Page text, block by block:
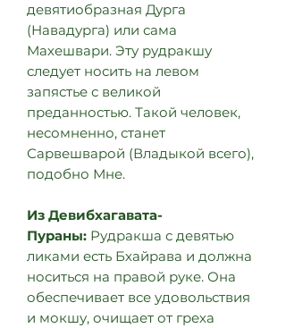
девятиобразная Дурга
(Навадурга) или сама
Махешвари. Эту рудракшу
следует носить на левом
запястье с великой
преданностью. Такой человек,
несомненно, станет
Сарвешварой (Владыкой всего),
подобно Мне.
Из Девибхагавата-
Пураны: Рудракша с девятью
ликами есть Бхайрава и должна
носиться на правой руке. Она
обеспечивает все удовольствия
и мокшу, очищает от греха